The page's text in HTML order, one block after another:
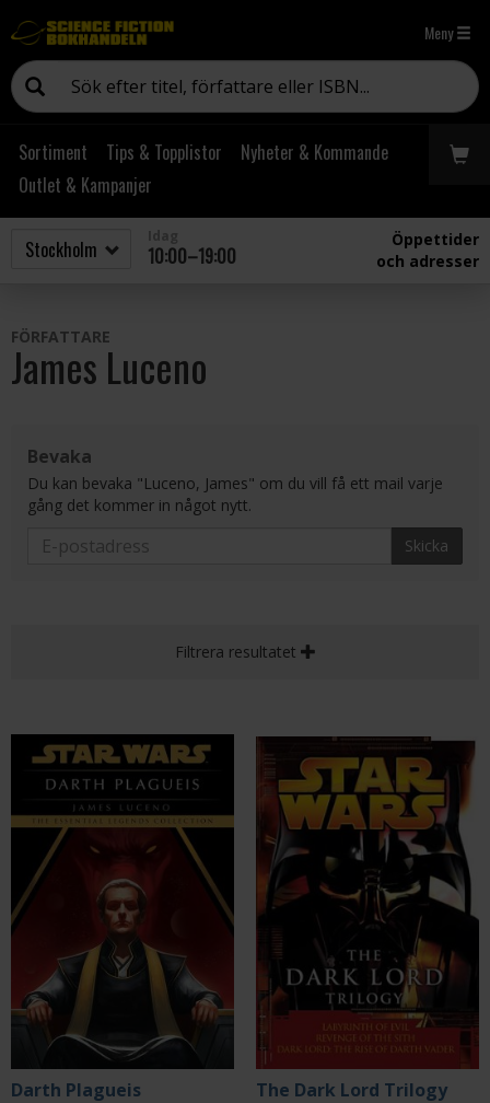
Meny
Sortiment Tips & Topplistor
Nyheter & Kommande
Outlet & Kampanjer
10:00–19:00
Öppettider
och adresser
FÖRFATTARE
James Luceno
Bevaka
Du kan bevaka "Luceno, James" om du vill få ett mail varje
gång det kommer in något nytt.
Skicka
Filtrera resultatet
Darth Plagueis The Dark Lord Trilogy